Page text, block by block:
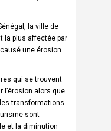
la ville de
la plus affectée par
une érosion
qui se trouvent
l’érosion alors que
transformations
sont
et la diminution